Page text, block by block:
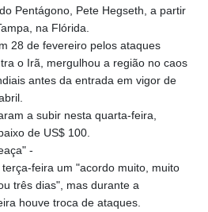
Pentágono, Pete Hegseth, a partir
na Flórida.
28 de fevereiro pelos ataques
o Irã, mergulhou a região no caos
antes da entrada em vigor de
a subir nesta quarta-feira,
de US$ 100.
-
feira um "acordo muito, muito
três dias", mas durante a
houve troca de ataques.